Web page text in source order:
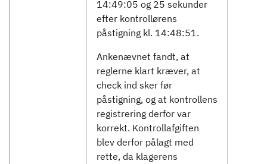
14:49:05 og 25 sekunder
efter kontrollørens
påstigning kl. 14:48:51.
Ankenævnet fandt, at
reglerne klart kræver, at
check ind sker før
påstigning, og at kontrollens
registrering derfor var
korrekt. Kontrollafgiften
blev derfor pålagt med
rette, da klagerens